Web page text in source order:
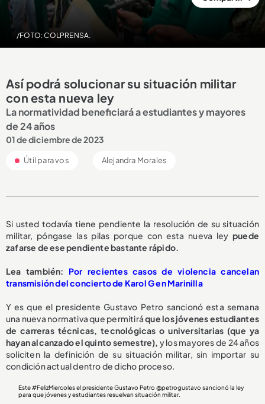
/FOTO: COLPRENSA.
Así podrá solucionar su situación militar
con esta nueva ley
La normatividad beneficiará a estudiantes y mayores
de 24 años
01 de diciembre de 2023
Útil para vos Alejandra Morales
Si usted todavía tiene pendiente la resolución de su situación
militar, póngase las pilas porque con esta nueva ley puede
zafarse de ese pendiente bastante rápido.
Lea también: Por recientes casos de violencia cancelan
transmisión del concierto de Karol G en Marinilla
Y es que el presidente Gustavo Petro sancionó esta semana
una nueva normativa que permitiráque los jóvenes estudiantes
de carreras técnicas, tecnológicas o universitarias (que ya
hayan alcanzado el quinto semestre), y los mayores de 24 años
soliciten la definición de su situación militar, sin importar su
condición actual dentro de dicho proceso.
Este#FelizMiercolesel presidente Gustavo Petro@petrogustavo sancionó la ley
para que jóvenes y estudiantes resuelvan situación militar.